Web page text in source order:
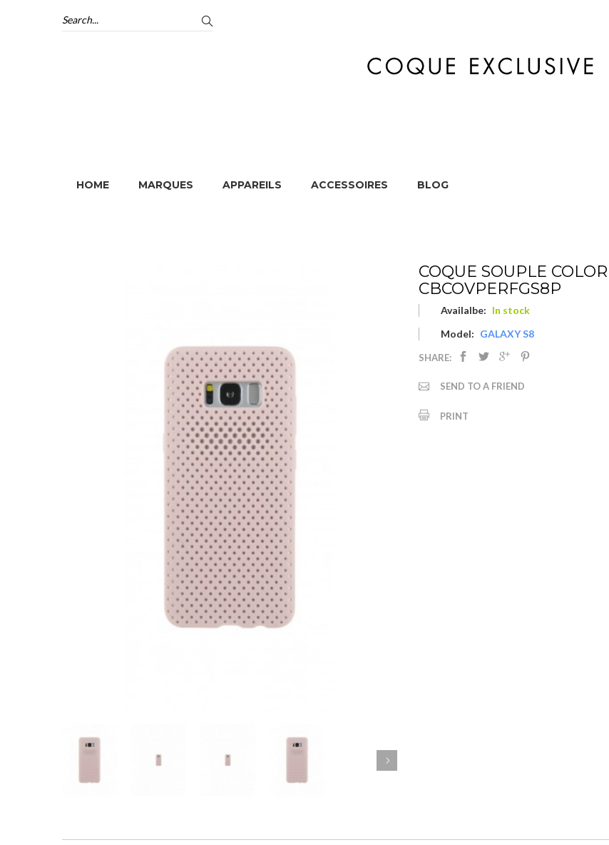
HOME MARQUES APPAREILS ACCESSOIRES BLOG
COQUE SOUPLE
CBCOVPERFGS8P
Availalbe: In stock
Model: GALAXY S8
SHARE:
SEND TO A FRIEND
PRINT